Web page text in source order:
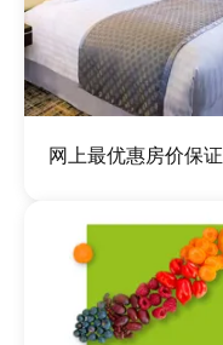
网上最优惠房价保证